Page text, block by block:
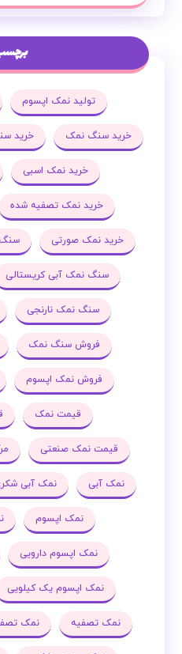
تولید نمک اپسوم
خرید سنگ نمک خرید
خرید نمک اسبی
خرید نمک تصفیه شده
خرید نمک صورتی
سنگ نمک آبی کریستالی
سنگ نمک نارنجی
فروش سنگ نمک
فروش نمک اپسوم
قیمت نمک
قیمت نمک صنعتی
نمک آبی نمک آبی
نمک اپسوم
نمک اپسوم دارویی
نمک اپسوم یک کیلویی
نمک تصفیه نمک